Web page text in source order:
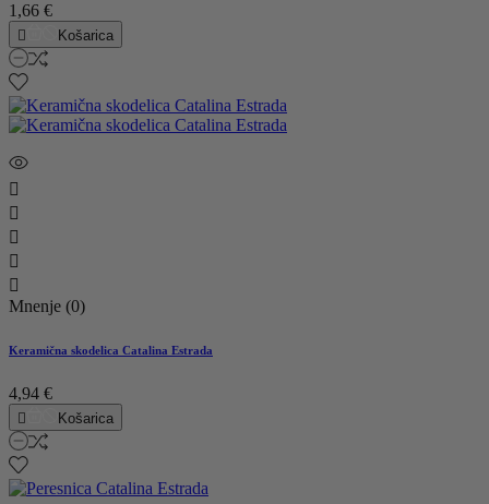
1,66 €
 Košarica





Mnenje (0)
Keramična skodelica Catalina Estrada
4,94 €
 Košarica